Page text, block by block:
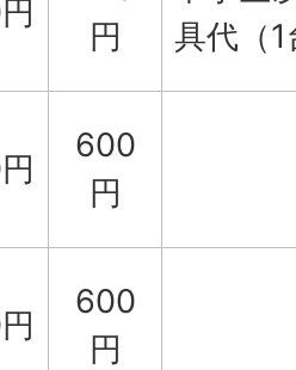
円
具代（
600
円
600
円